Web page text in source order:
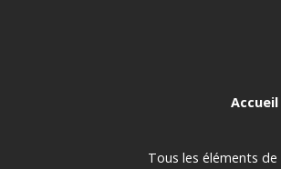
Accueil
Tous les éléments de